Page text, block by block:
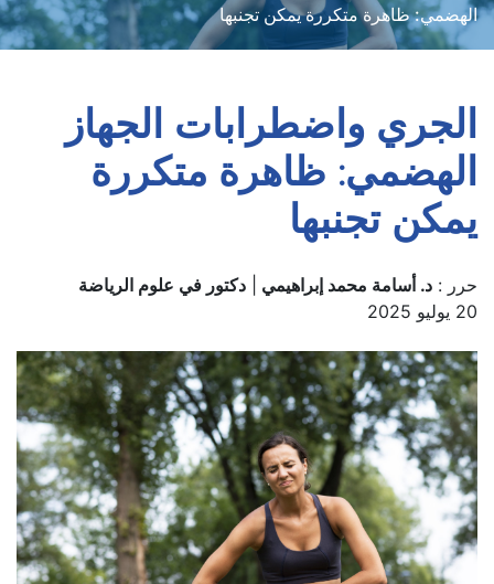
الهضمي: ظاهرة متكررة يمكن تجنبها
الجري واضطرابات الجهاز
الهضمي: ظاهرة متكررة
يمكن تجنبها
حرر : د. أسامة محمد إبراهيمي
دكتور في علوم الرياضة
20 يوليو 2025